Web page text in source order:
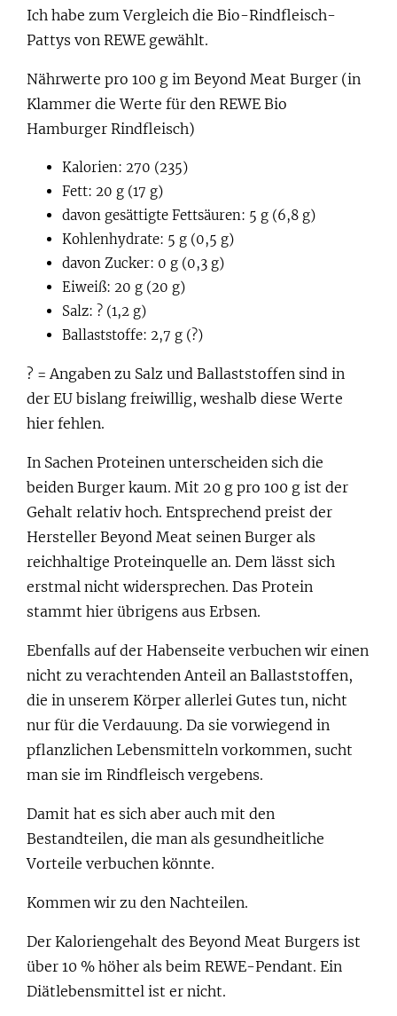
Ich habe zum Vergleich die Bio-Rindfleisch-
Pattys von REWE gewählt.
Nährwerte pro 100 g im Beyond Meat Burger (in
Klammer die Werte für den REWE Bio
Hamburger Rindfleisch)
Kalorien: 270 (235)
Fett: 20 g (17 g)
davon gesättigte Fettsäuren: 5 g (6,8 g)
Kohlenhydrate: 5 g (0,5 g)
davon Zucker: 0 g (0,3 g)
Eiweiß: 20 g (20 g)
Salz: ? (1,2 g)
Ballaststoffe: 2,7 g (?)
? = Angaben zu Salz und Ballaststoffen sind in
der EU bislang freiwillig, weshalb diese Werte
hier fehlen.
In Sachen Proteinen unterscheiden sich die
beiden Burger kaum. Mit 20 g pro 100 g ist der
Gehalt relativ hoch. Entsprechend preist der
Hersteller Beyond Meat seinen Burger als
reichhaltige Proteinquelle an. Dem lässt sich
erstmal nicht widersprechen. Das Protein
stammt hier übrigens aus Erbsen.
Ebenfalls auf der Habenseite verbuchen wir einen
nicht zu verachtenden Anteil an Ballaststoffen,
die in unserem Körper allerlei Gutes tun, nicht
nur für die Verdauung. Da sie vorwiegend in
pflanzlichen Lebensmitteln vorkommen, sucht
man sie im Rindfleisch vergebens.
Damit hat es sich aber auch mit den
Bestandteilen, die man als gesundheitliche
Vorteile verbuchen könnte.
Kommen wir zu den Nachteilen.
Der Kaloriengehalt des Beyond Meat Burgers ist
über 10 % höher als beim REWE-Pendant. Ein
Diätlebensmittel ist er nicht.